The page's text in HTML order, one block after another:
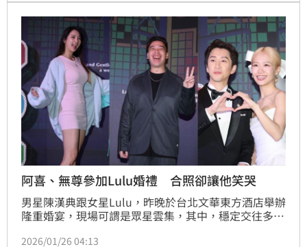
阿喜、無尊參加Lulu婚禮 合照卻讓他笑哭
男星陳漢典跟女星Lulu，昨晚於台北文華東方酒店舉辦
隆重婚宴，現場可謂是眾星雲集，其中，穩定交往多年
面也受到大家關注。蔡佩伶報導
2026/01/26 04:13